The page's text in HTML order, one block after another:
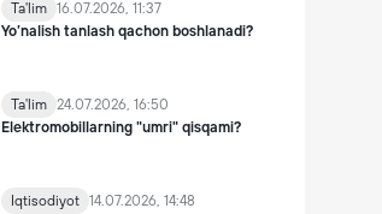
Ta'lim 16.07.2026, 11:37
Yo’nalish tanlash qachon boshlanadi?
Ta'lim 24.07.2026, 16:50
Elektromobillarning "umri" qisqami?
Iqtisodiyot 14.07.2026, 14:48